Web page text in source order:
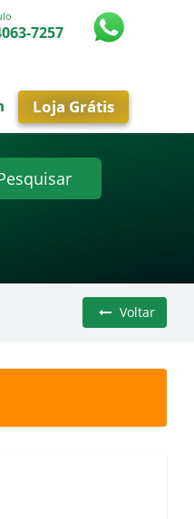
7257
Loja Grátis
Voltar